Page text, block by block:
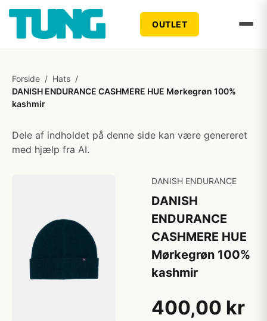
OUTLET
Forside / Hats /
DANISH ENDURANCE CASHMERE HUE Mørkegrøn 100%
kashmir
Dele af indholdet på denne side kan være genereret
med hjælp fra AI.
DANISH ENDURANCE
DANISH
ENDURANCE
CASHMERE HUE
Mørkegrøn 100%
kashmir
400,00 kr